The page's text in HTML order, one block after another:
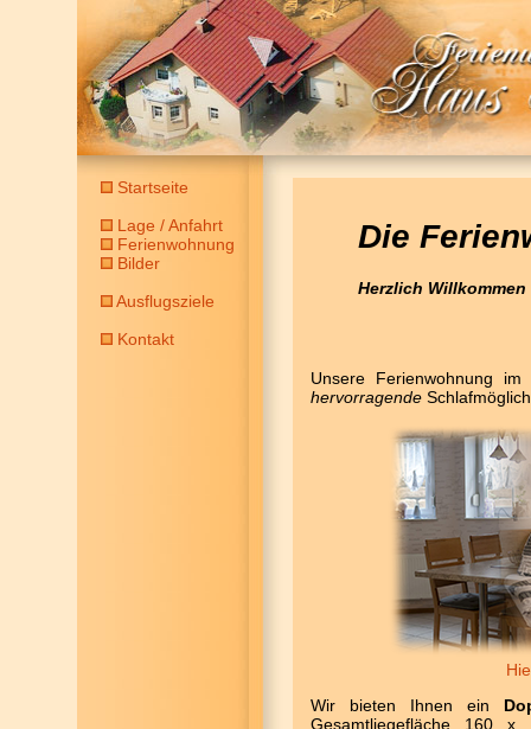
Startseite
Lage / Anfahrt
Ferienwohnung
Bilder
Ausflugsziele
Kontakt
Die
Herzlich
Unsere Ferienwohnung
hervorragende
Wir bieten Ihnen ein
Gesamtliegefläche 160